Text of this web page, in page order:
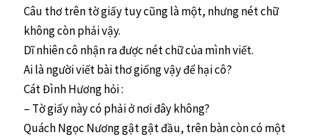
Câu thơ trên tờ giấy tuy cũng là một, nhưng nét chữ
không còn phải vậy.
Dĩ nhiên cô nhận ra được nét chữ của mình viết.
Ai là người viết bài thơ giống vậy để hại cô?
Cát Đình Hương hỏi :
– Tờ giấy này có phải ở nơi đây không?
Quách Ngọc Nương gật gật đầu, trên bàn còn có một